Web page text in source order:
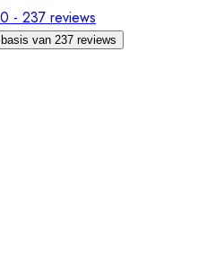
- 237 reviews
van 237 reviews